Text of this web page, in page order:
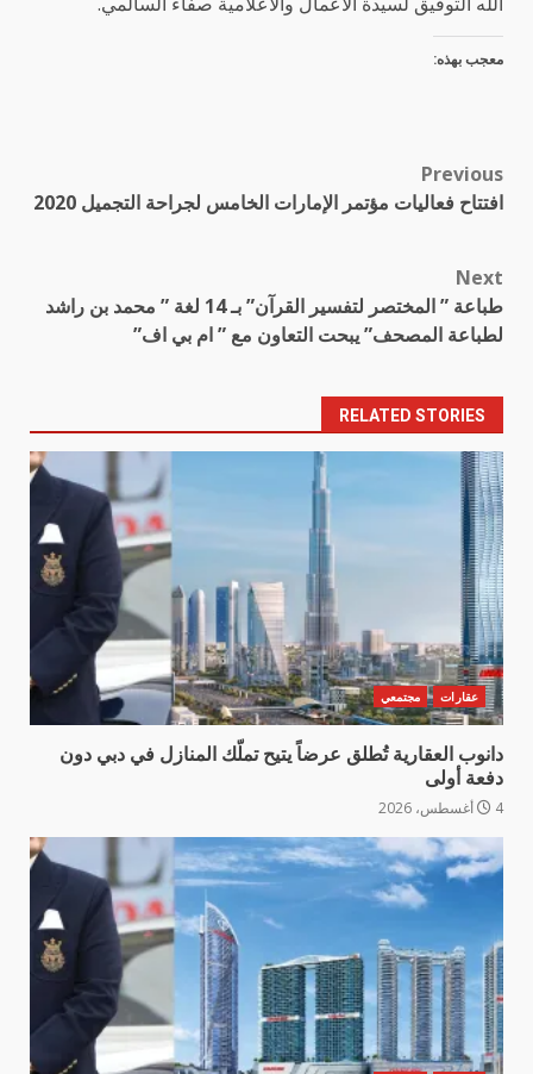
معجب بهذه:
Post
navigation
Previous
افتتاح فعاليات مؤتمر الإمارات الخامس لجراحة التجميل 2020
Next
طباعة ” المختصر لتفسير القرآن” بـ 14 لغة ” محمد بن راشد
لطباعة المصحف” يبحت التعاون مع ” ام بي اف”
RELATED STORIES
عقارات مجتمعي
دانوب العقارية تُطلق عرضاً يتيح تملّك المنازل في دبي دون
دفعة أولى
4 أغسطس، 2026